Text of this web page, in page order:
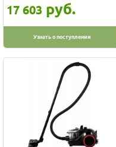
17 603 руб.
Узнать о поступлении